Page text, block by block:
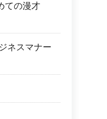
ての漫才
ネスマナー